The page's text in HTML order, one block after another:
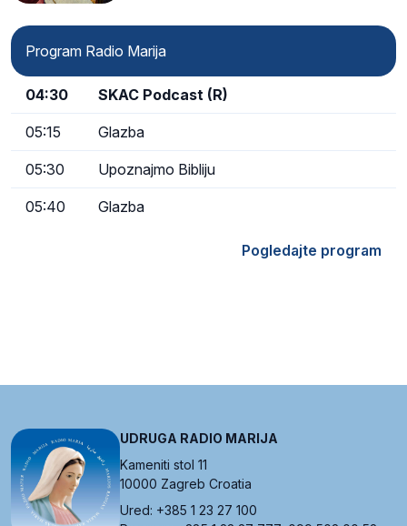
Program Radio Marija
04:30 SKAC Podcast (R)
05:15 Glazba
05:30 Upoznajmo Bibliju
05:40 Glazba
Pogledajte program
UDRUGA RADIO MARIJA
Kameniti stol 11
10000 Zagreb Croatia
Ured: +385 1 23 27 100